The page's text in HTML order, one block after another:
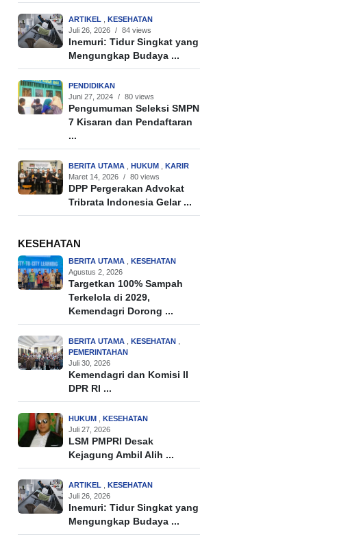
ARTIKEL , KESEHATAN
Juli 26, 2026
/ 84 views
Inemuri: Tidur Singkat yang
Mengungkap Budaya ...
PENDIDIKAN
Juni 27, 2024
/ 80 views
Pengumuman Seleksi SMPN
7 Kisaran dan Pendaftaran
...
BERITA UTAMA , HUKUM , KARIR
Maret 14, 2026
/ 80 views
DPP Pergerakan Advokat
Tribrata Indonesia Gelar ...
KESEHATAN
BERITA UTAMA , KESEHATAN
Agustus 2, 2026
Targetkan 100% Sampah
Terkelola di 2029,
Kemendagri Dorong ...
BERITA UTAMA , KESEHATAN ,
PEMERINTAHAN
Juli 30, 2026
Kemendagri dan Komisi II
DPR RI ...
HUKUM , KESEHATAN
Juli 27, 2026
LSM PMPRI Desak
Kejagung Ambil Alih ...
ARTIKEL , KESEHATAN
Juli 26, 2026
Inemuri: Tidur Singkat yang
Mengungkap Budaya ...